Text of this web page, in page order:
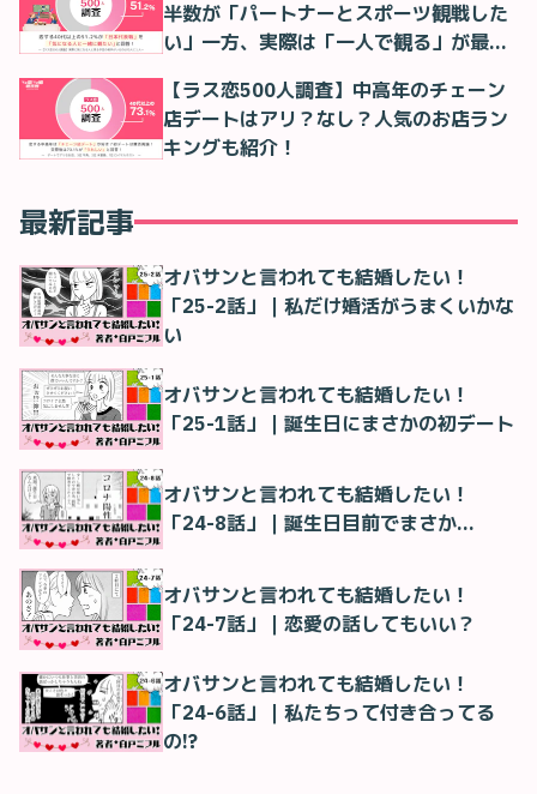
半数が「パートナーとスポーツ観戦した
い」一方、実際は「一人で観る」が最多
【ラス恋500人調査】中高年のチェーン
店デートはアリ？なし？人気のお店ラン
キングも紹介！
最新記事
オバサンと言われても結婚したい！
「25-2話」｜私だけ婚活がうまくいかな
い
オバサンと言われても結婚したい！
「25-1話」｜誕生日にまさかの初デート
オバサンと言われても結婚したい！
「24-8話」｜誕生日目前でまさか…
オバサンと言われても結婚したい！
「24-7話」｜恋愛の話してもいい？
オバサンと言われても結婚したい！
「24-6話」｜私たちって付き合ってる
の!?